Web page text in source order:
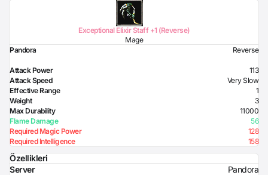
Exceptional Elixir Staff +1 (Reverse)
Mage
Pandora
Reverse
Attack Power
113
Attack Speed
Very Slow
Effective Range
1
Weight
3
Max Durability
11000
Flame Damage
56
Required Magic Power
128
Required Intelligence
158
Özellikleri
Server
Pandora